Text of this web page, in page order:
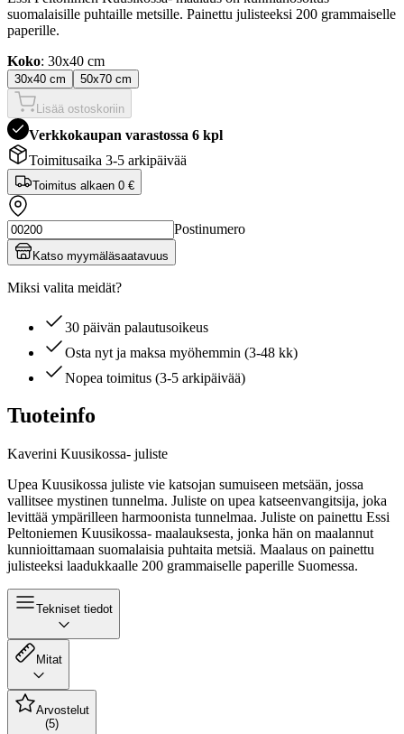
suomalaisille puhtaille metsille. Painettu julisteeksi 200 grammaiselle
paperille.
Koko: 30x40 cm
30x40 cm 50x70 cm
Lisää ostoskoriin
Verkkokaupan varastossa 6 kpl
Toimitusaika 3-5 arkipäivää
Toimitus alkaen 0 €
Postinumero
Katso myymäläsaatavuus
Miksi valita meidät?
30 päivän palautusoikeus
Osta nyt ja maksa myöhemmin (3-48 kk)
Nopea toimitus (3-5 arkipäivää)
Tuoteinfo
Kaverini Kuusikossa- juliste
Upea Kuusikossa juliste vie katsojan sumuiseen metsään, jossa
vallitsee mystinen tunnelma. Juliste on upea katseenvangitsija, joka
levittää ympärilleen harmoonista tunnelmaa. Juliste on painettu Essi
Peltoniemen Kuusikossa- maalauksesta, jonka hän on maalannut
kunnioittamaan suomalaisia puhtaita metsiä. Maalaus on painettu
julisteeksi laadukkaalle 200 grammaiselle paperille Suomessa.
Tekniset tiedot
Mitat
Arvostelut
(5)